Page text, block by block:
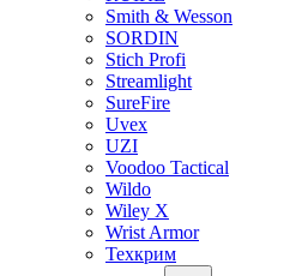
Smith & Wesson
SORDIN
Stich Profi
Streamlight
SureFire
Uvex
UZI
Voodoo Tactical
Wildo
Wiley X
Wrist Armor
Техкрим